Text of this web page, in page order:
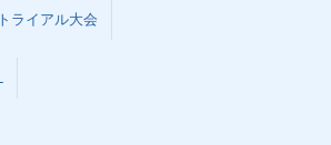
トライアル大会